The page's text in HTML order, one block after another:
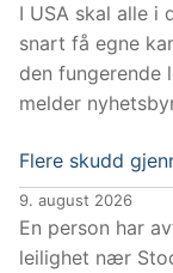
I USA skal alle i
snart få egne
den fungerende
melder
Flere skudd
9. august 2026
En person har
leilighet nær